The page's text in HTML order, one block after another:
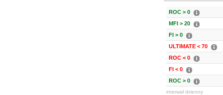
ROC > 0
MFI > 20
FI > 0
ULTIMATE < 70
ROC < 0
FI < 0
ROC > 0
interwał dzienny